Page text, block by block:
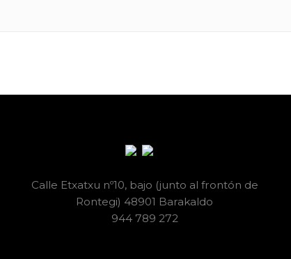
Calle Etxatxu nº10, bajo (junto al frontón de
Rontegi) 48901 Barakaldo
944 789 272